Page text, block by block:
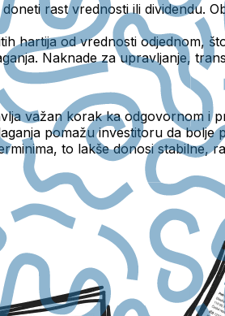
rast vrednosti ili dividendu.
hartija od vrednosti odjednom,
Naknade za upravljanje,
važan korak ka odgovornom i
pomažu investitoru da
to lakše donosi stabilne,